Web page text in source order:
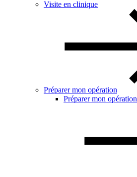
Visite en clinique
Préparer mon opération
Préparer mon opération